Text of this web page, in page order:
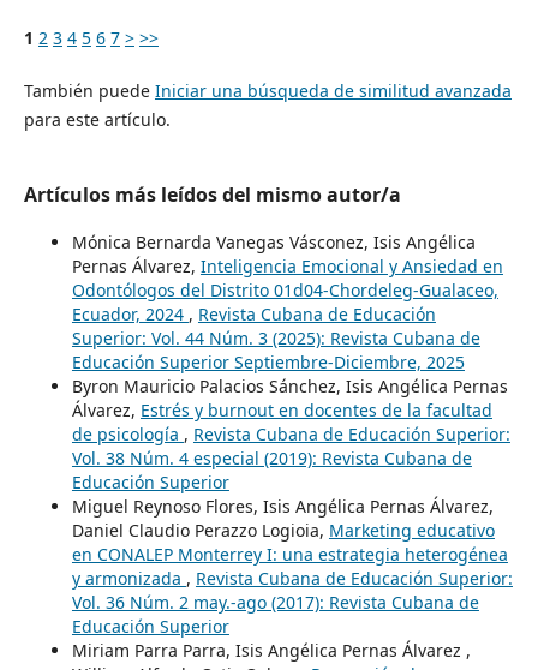
1 2 3 4 5 6 7 > >>
También puede Iniciar una búsqueda de similitud avanzada
para este artículo.
Artículos más leídos del mismo autor/a
Mónica Bernarda Vanegas Vásconez, Isis Angélica
Pernas Álvarez, Inteligencia Emocional y Ansiedad en
Odontólogos del Distrito 01d04-Chordeleg-Gualaceo,
Ecuador, 2024 , Revista Cubana de Educación
Superior: Vol. 44 Núm. 3 (2025): Revista Cubana de
Educación Superior Septiembre-Diciembre, 2025
Byron Mauricio Palacios Sánchez, Isis Angélica Pernas
Álvarez, Estrés y burnout en docentes de la facultad
de psicología , Revista Cubana de Educación Superior:
Vol. 38 Núm. 4 especial (2019): Revista Cubana de
Educación Superior
Miguel Reynoso Flores, Isis Angélica Pernas Álvarez,
Daniel Claudio Perazzo Logioia, Marketing educativo
en CONALEP Monterrey I: una estrategia heterogénea
y armonizada , Revista Cubana de Educación Superior:
Vol. 36 Núm. 2 may.-ago (2017): Revista Cubana de
Educación Superior
Miriam Parra Parra, Isis Angélica Pernas Álvarez ,